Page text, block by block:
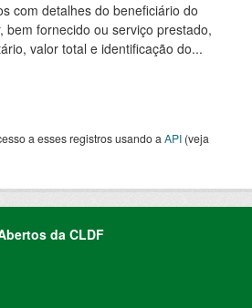
com detalhes do beneficiário do
bem fornecido ou serviço prestado,
valor total e identificação do...
a esses registros usando a API (veja
da CLDF